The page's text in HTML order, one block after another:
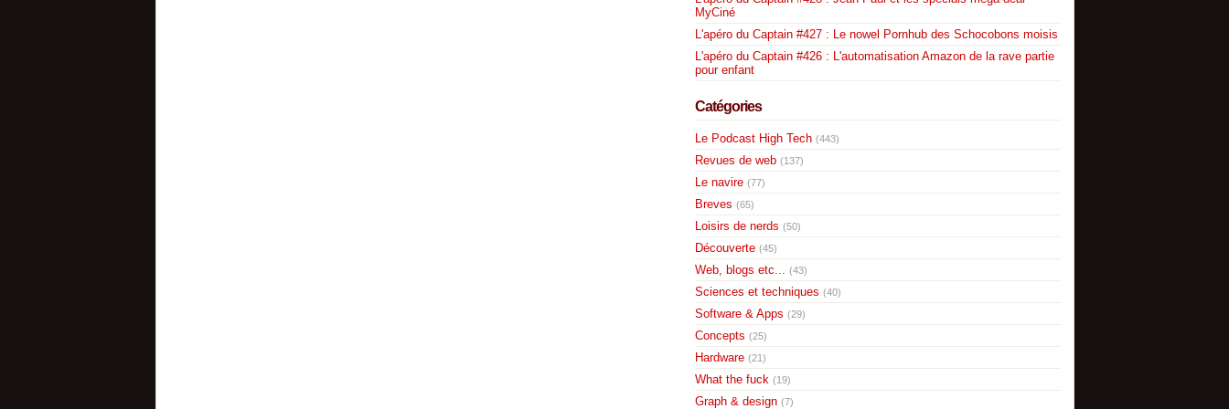
MyCiné
L'apéro du Captain #427 : Le nowel Pornhub des Schocobons moisis
L'apéro du Captain #426 : L'automatisation Amazon de la rave partie
pour enfant
Catégories
Le Podcast High Tech (443)
Revues de web (137)
Le navire (77)
Breves (65)
Loisirs de nerds (50)
Découverte (45)
Web, blogs etc... (43)
Sciences et techniques (40)
Software & Apps (29)
Concepts (25)
Hardware (21)
What the fuck (19)
Graph & design (7)